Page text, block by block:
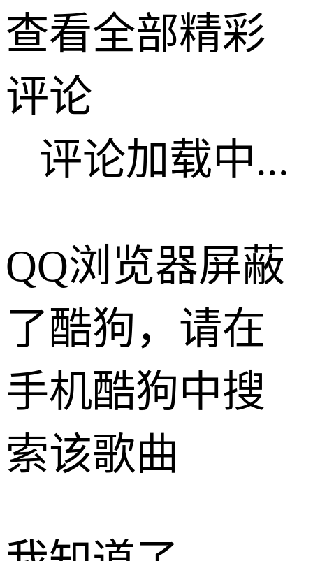
查看全部精彩
评论
评论加载中...
QQ浏览器屏蔽
了酷狗，请在
手机酷狗中搜
索该歌曲